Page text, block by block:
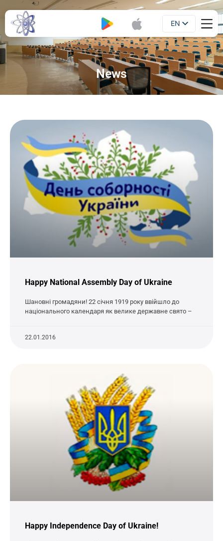
EN
UA
News
Happy National Assembly Day of Ukraine
Шановні громадяни! 22 січня 1919 року ввійшло до
національного календаря як велике державне свято –
22.01.2016
Happy Independence Day of Ukraine!